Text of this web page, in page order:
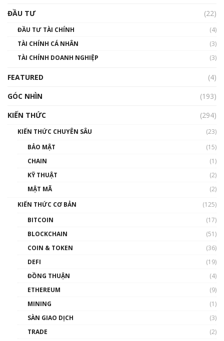
00:02:14
Nhìn lại năm 2022: Những sự kiện ảnh hưởng
đến hệ sinh thái tiền mã hoá | Phổ cập
00:43:47
như thể nào?
00:39:31
Phổ cập Blockchain
thống & Crypto qua các cuộc chiến | Phổ cập
ĐẦU TƯ
(22)
ĐẦU TƯ TÀI CHÍNH
(4)
TÀI CHÍNH CÁ NHÂN
(3)
TÀI CHÍNH DOANH NGHIỆP
(3)
FEATURED
(4)
GÓC NHÌN
(193)
KIẾN THỨC
(294)
KIẾN THỨC CHUYÊN SÂU
(23)
BẢO MẬT
(15)
CHAIN
(1)
KỸ THUẬT
(2)
MẬT MÃ
(2)
KIẾN THỨC CƠ BẢN
(125)
BITCOIN
(17)
BLOCKCHAIN
(51)
COIN & TOKEN
(36)
DEFI
(19)
ĐỒNG THUẬN
(4)
ETHEREUM
(9)
MINING
(1)
SÀN GIAO DỊCH
(3)
TRADE
(2)